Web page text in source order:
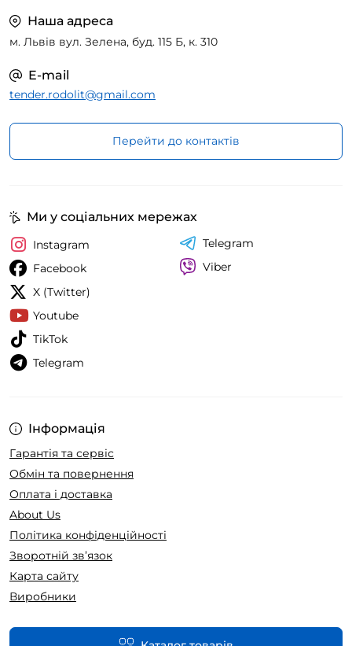
Наша адреса
м. Львів вул. Зелена, буд. 115 Б, к. 310
E-mail
tender.rodolit@gmail.com
Перейти до контактів
Інформація
Гарантія та сервіс
Обмін та повернення
Оплата і доставка
About Us
Політика конфіденційності
Зворотній зв’язок
Карта сайту
Виробники
Ми у соціальних мережах
Instagram
Facebook
X (Twitter)
Youtube
TikTok
Telegram
Telegram
Viber